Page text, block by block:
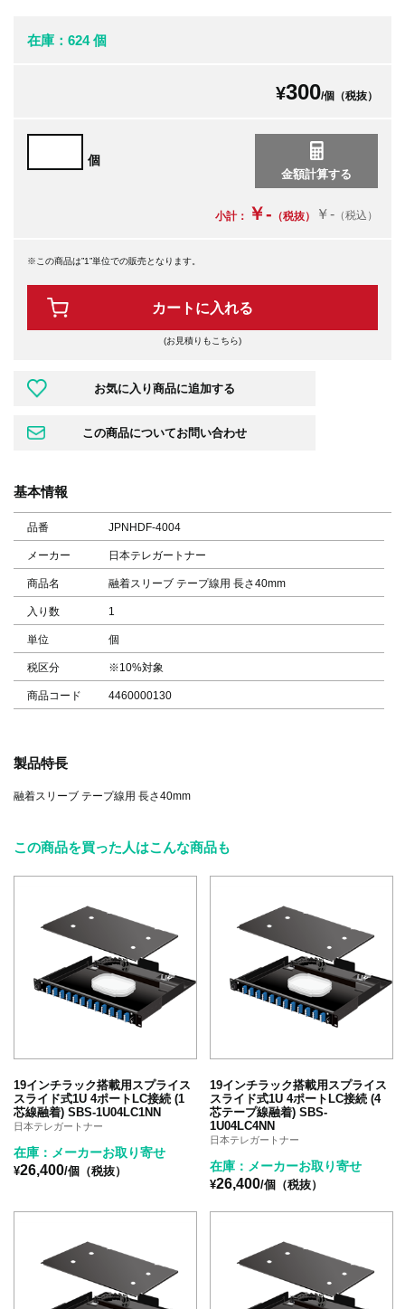
在庫：624 個
¥300/個（税抜）
個
小計： ￥- （税抜） ￥- （税込）
※この商品は”1”単位での販売となります。
カートに入れる
(お見積りもこちら)
基本情報
品番 JPNHDF-4004
メーカー 日本テレガートナー
商品名 融着スリーブ テープ線用 長さ40mm
入り数 1
単位 個
税区分 ※10%対象
商品コード 4460000130
製品特長
融着スリーブ テープ線用 長さ40mm
この商品を買った人はこんな商品も
19インチラック搭載用スプライス
スライド式1U 4ポートLC接続 (1
芯線融着) SBS-1U04LC1NN
日本テレガートナー
在庫：メーカーお取り寄せ
¥26,400/個（税抜）
19インチラック搭載用スプライス
スライド式1U 4ポートLC接続 (4
芯テープ線融着) SBS-
1U04LC4NN
日本テレガートナー
在庫：メーカーお取り寄せ
¥26,400/個（税抜）